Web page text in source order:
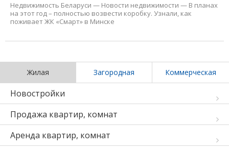
Недвижимость Беларуси — Новости недвижимости — В планах
на этот год – полностью возвести коробку. Узнали, как
поживает ЖК «Смарт» в Минске
Жилая Загородная Коммерческая
Новостройки
Продажа квартир, комнат
Аренда квартир, комнат